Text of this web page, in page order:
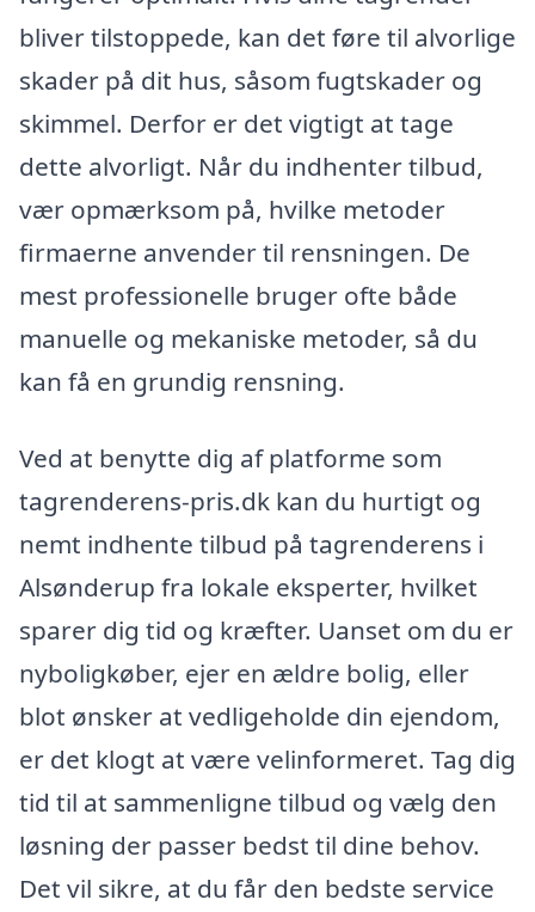
bliver tilstoppede, kan det føre til alvorlige
skader på dit hus, såsom fugtskader og
skimmel. Derfor er det vigtigt at tage
dette alvorligt. Når du indhenter tilbud,
vær opmærksom på, hvilke metoder
firmaerne anvender til rensningen. De
mest professionelle bruger ofte både
manuelle og mekaniske metoder, så du
kan få en grundig rensning.
Ved at benytte dig af platforme som
tagrenderens-pris.dk kan du hurtigt og
nemt indhente tilbud på tagrenderens i
Alsønderup fra lokale eksperter, hvilket
sparer dig tid og kræfter. Uanset om du er
nyboligkøber, ejer en ældre bolig, eller
blot ønsker at vedligeholde din ejendom,
er det klogt at være velinformeret. Tag dig
tid til at sammenligne tilbud og vælg den
løsning der passer bedst til dine behov.
Det vil sikre, at du får den bedste service